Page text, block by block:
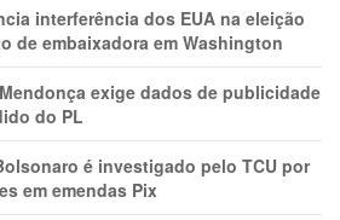
interferência dos EUA na eleição
de embaixadora em Washington
exige dados de publicidade
do PL
é investigado pelo TCU por
em emendas Pix